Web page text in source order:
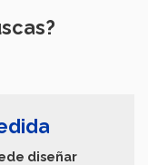
diseñar